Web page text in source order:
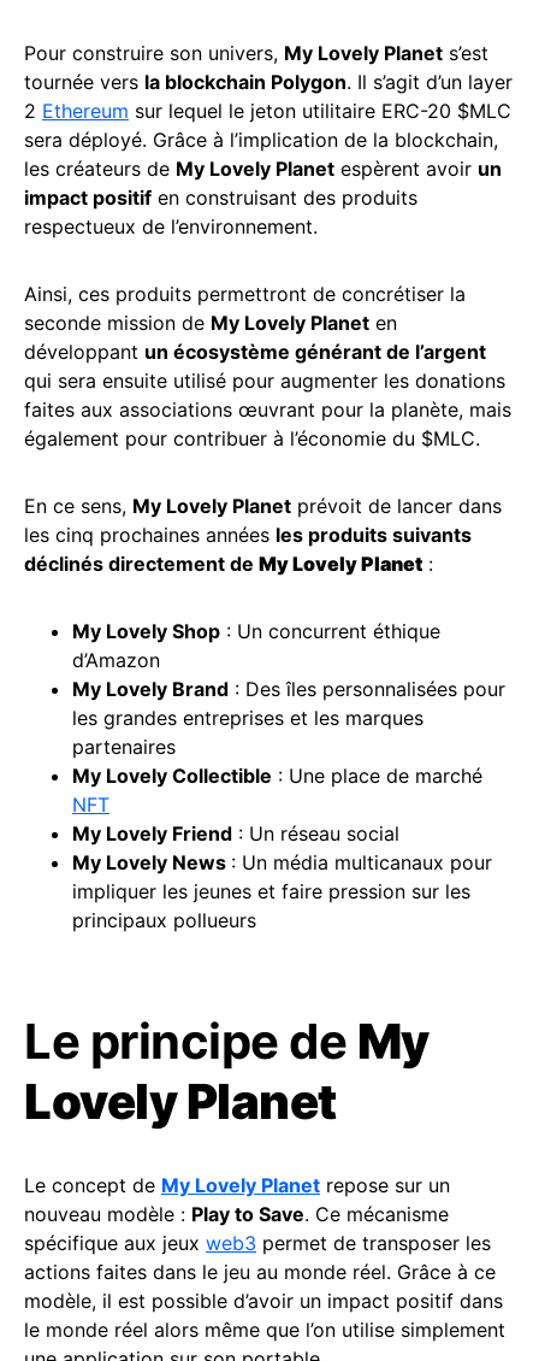
Pour construire son univers, My Lovely Planet s’est
tournée vers la blockchain Polygon. Il s’agit d’un layer
2 Ethereum sur lequel le jeton utilitaire ERC-20 $MLC
sera déployé. Grâce à l’implication de la blockchain,
les créateurs de My Lovely Planet espèrent avoir un
impact positif en construisant des produits
respectueux de l’environnement.
Ainsi, ces produits permettront de concrétiser la
seconde mission de My Lovely Planet en
développant un écosystème générant de l’argent
qui sera ensuite utilisé pour augmenter les donations
faites aux associations œuvrant pour la planète, mais
également pour contribuer à l’économie du $MLC.
En ce sens, My Lovely Planet prévoit de lancer dans
les cinq prochaines années les produits suivants
déclinés directement de My Lovely Planet :
My Lovely Shop : Un concurrent éthique
d’Amazon
My Lovely Brand : Des îles personnalisées pour
les grandes entreprises et les marques
partenaires
My Lovely Collectible : Une place de marché
NFT
My Lovely Friend : Un réseau social
My Lovely News : Un média multicanaux pour
impliquer les jeunes et faire pression sur les
principaux pollueurs
Le principe de My
Lovely Planet
Le concept de My Lovely Planet repose sur un
nouveau modèle : Play to Save. Ce mécanisme
spécifique aux jeux web3 permet de transposer les
actions faites dans le jeu au monde réel. Grâce à ce
modèle, il est possible d’avoir un impact positif dans
le monde réel alors même que l’on utilise simplement